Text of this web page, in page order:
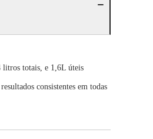
litros totais, e 1,6L úteis
consistentes em todas